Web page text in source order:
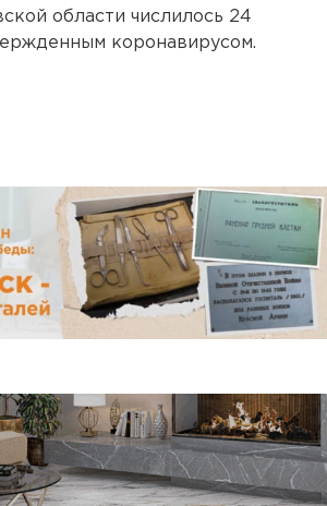
области числилось 24
коронавирусом.